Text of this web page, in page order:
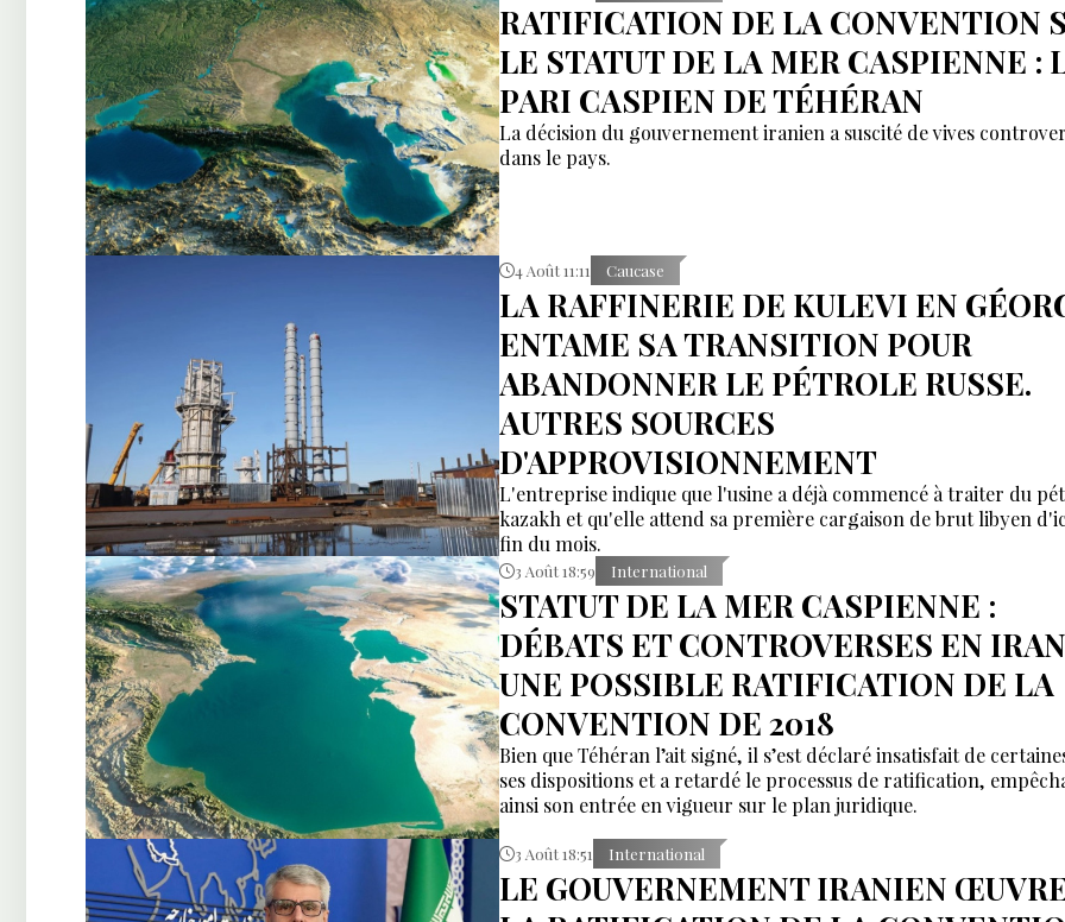
RATIFICATION DE LA CONVENTION
LE STATUT DE LA MER CASPIENNE :
PARI CASPIEN DE TÉHÉRAN
La décision du gouvernement iranien a suscité de vives
dans le pays.
4 Août 11:11 Caucase
LA RAFFINERIE DE KULEVI EN
ENTAME SA TRANSITION POUR
ABANDONNER LE PÉTROLE RUSSE.
AUTRES SOURCES
D'APPROVISIONNEMENT
L'entreprise indique que l'usine a déjà commencé à traiter du
kazakh et qu'elle attend sa première cargaison de brut libyen
fin du mois.
3 Août 18:59 International
STATUT DE LA MER CASPIENNE :
DÉBATS ET CONTROVERSES EN
UNE POSSIBLE RATIFICATION DE LA
CONVENTION DE 2018
Bien que Téhéran l’ait signé, il s’est déclaré insatisfait de
ses dispositions et a retardé le processus de ratification,
ainsi son entrée en vigueur sur le plan juridique.
3 Août 18:51 International
LE GOUVERNEMENT IRANIEN